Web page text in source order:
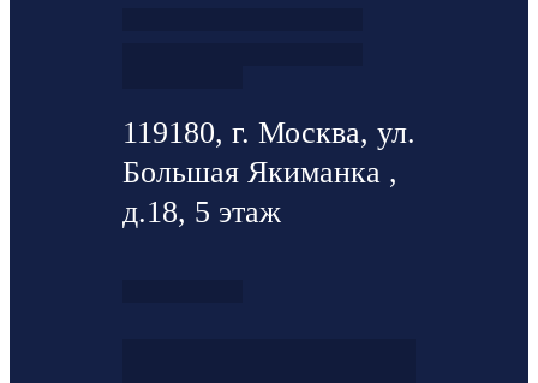
119180, г. Москва, ул.
Большая Якиманка ,
д.18, 5 этаж